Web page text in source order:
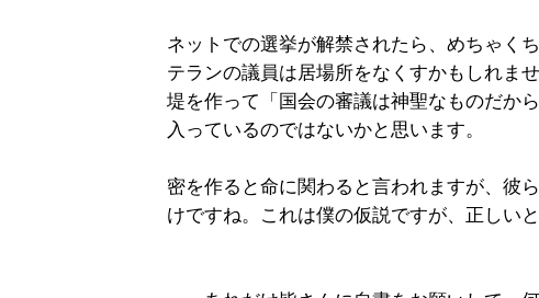
ネットでの選挙が解禁されたら、めちゃく
テランの議員は居場所をなくすかもしれま
堤を作って「国会の審議は神聖なものだか
入っているのではないかと思います。
密を作ると命に関わると言われますが、彼
けですね。これは僕の仮説ですが、正しいと